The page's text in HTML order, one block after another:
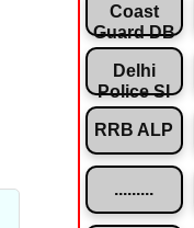
Coast
Guard DB
Delhi
Police SI
RRB ALP
.........